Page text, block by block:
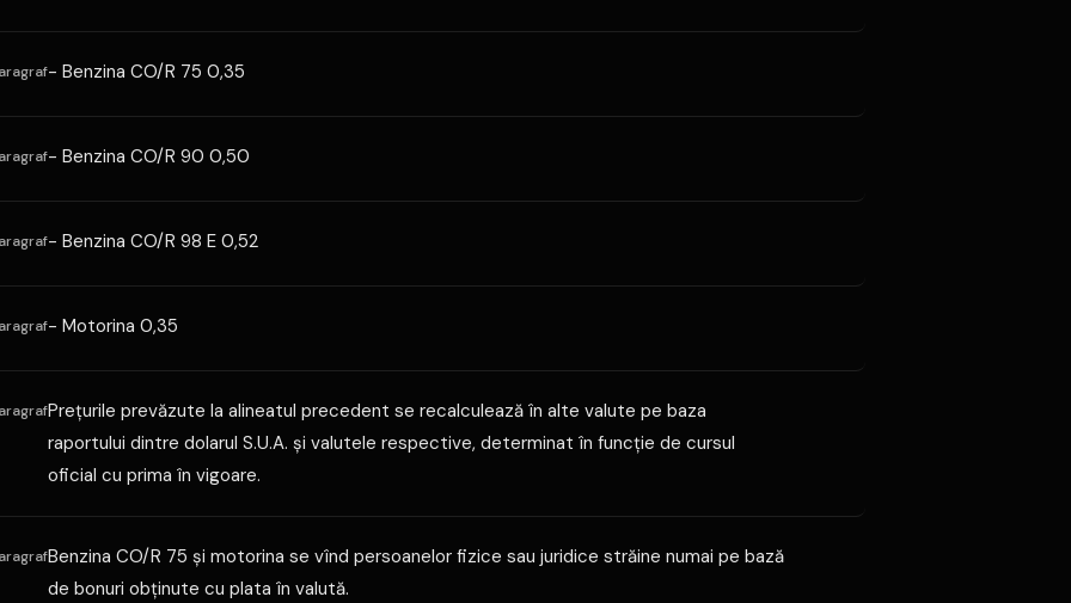
- Benzina CO/R 75 0,35
- Benzina CO/R 90 0,50
- Benzina CO/R 98 E 0,52
- Motorina 0,35
Preţurile prevăzute la alineatul precedent se recalculează în alte valute pe baza
raportului dintre dolarul S.U.A. şi valutele respective, determinat în funcţie de cursul
oficial cu prima în vigoare.
Benzina CO/R 75 şi motorina se vînd persoanelor fizice sau juridice străine numai pe bază
de bonuri obţinute cu plata în valută.